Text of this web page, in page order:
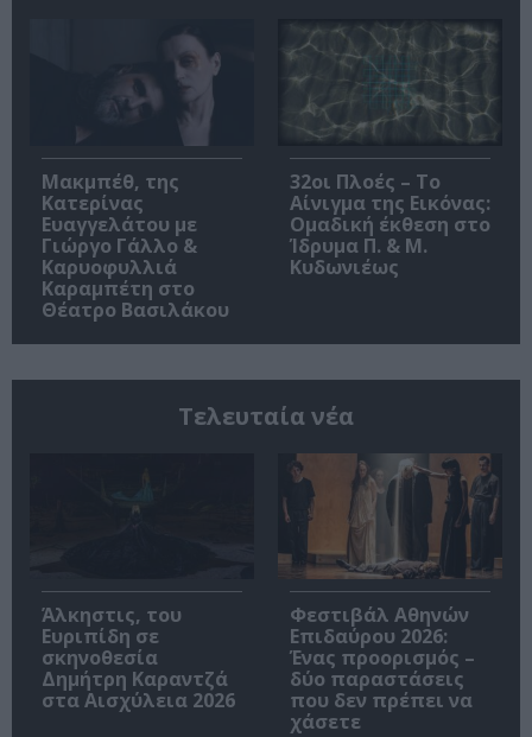
Μακμπέθ, της
Κατερίνας
Ευαγγελάτου με
Γιώργο Γάλλο &
Καρυοφυλλιά
Καραμπέτη στο
Θέατρο Βασιλάκου
32οι Πλοές – Το
Αίνιγμα της Εικόνας:
Ομαδική έκθεση στο
Ίδρυμα Π. & Μ.
Κυδωνιέως
Τελευταία νέα
Άλκηστις, του
Ευριπίδη σε
σκηνοθεσία
Δημήτρη Καραντζά
στα Αισχύλεια 2026
Φεστιβάλ Αθηνών
Επιδαύρου 2026:
Ένας προορισμός –
δύο παραστάσεις
που δεν πρέπει να
χάσετε